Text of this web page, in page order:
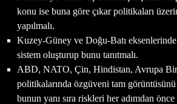
konu ise buna göre çıkar politikaları
yapılmalı.
Kuzey-Güney ve Doğu-Batı
sistem oluşturup bunu tanıtmalı.
ABD, NATO, Çin, Hindistan, Avrupa
politikalarında özgüveni tam
bunun yanı sıra riskleri her adımdan